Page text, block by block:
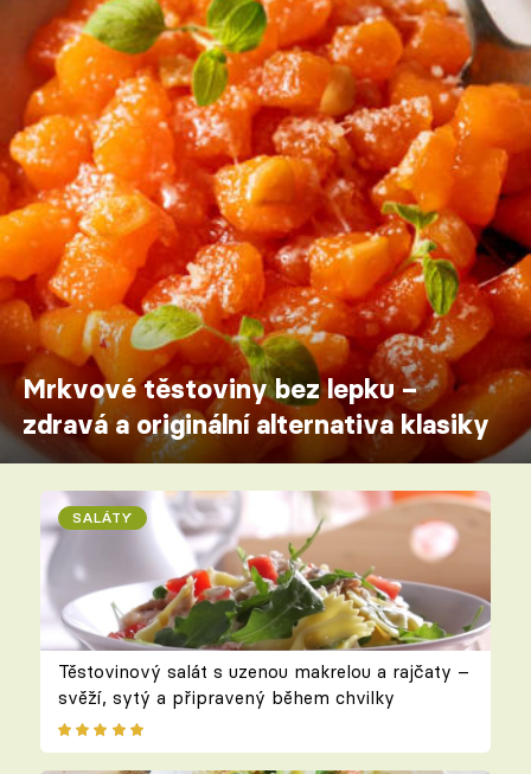
Mrkvové těstoviny bez lepku –
zdravá a originální alternativa klasiky
SALÁTY
Těstovinový salát s uzenou makrelou a rajčaty –
svěží, sytý a připravený během chvilky